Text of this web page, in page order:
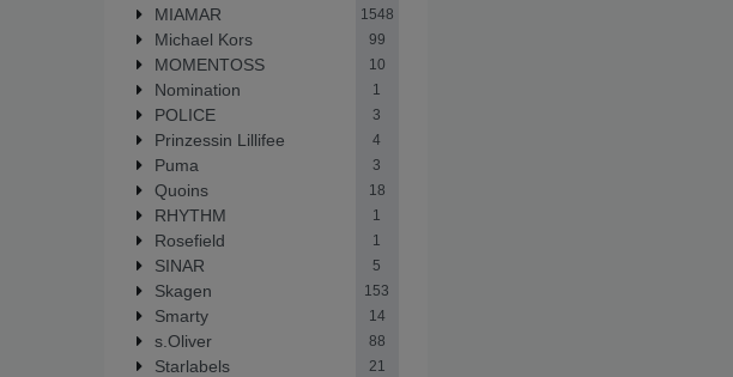
MIAMAR 1548
Michael Kors 99
MOMENTOSS 10
Nomination 1
POLICE 3
Prinzessin Lillifee 4
Puma 3
Quoins 18
RHYTHM 1
Rosefield 1
SINAR 5
Skagen 153
Smarty 14
s.Oliver 88
Starlabels 21